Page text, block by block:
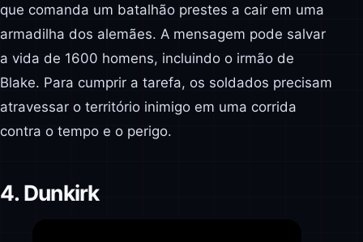
que comanda um batalhão prestes a cair em uma
armadilha dos alemães. A mensagem pode salvar
a vida de 1600 homens, incluindo o irmão de
Blake. Para cumprir a tarefa, os soldados precisam
atravessar o território inimigo em uma corrida
contra o tempo e o perigo.
4. Dunkirk